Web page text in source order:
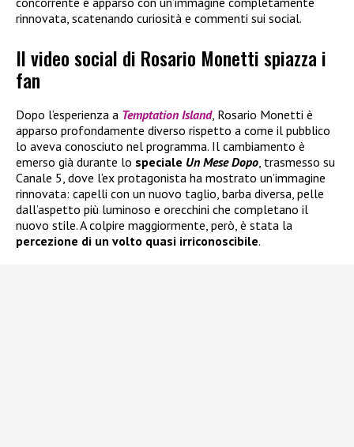
rinnovata, scatenando curiosità e commenti sui social.
Il video social di Rosario Monetti spiazza i
fan
Dopo l’esperienza a Temptation Island, Rosario Monetti è
apparso profondamente diverso rispetto a come il pubblico
lo aveva conosciuto nel programma. Il cambiamento è
emerso già durante lo speciale Un Mese Dopo, trasmesso su
Canale 5, dove l’ex protagonista ha mostrato un’immagine
rinnovata: capelli con un nuovo taglio, barba diversa, pelle
dall’aspetto più luminoso e orecchini che completano il
nuovo stile. A colpire maggiormente, però, è stata la
percezione di un volto quasi irriconoscibile.